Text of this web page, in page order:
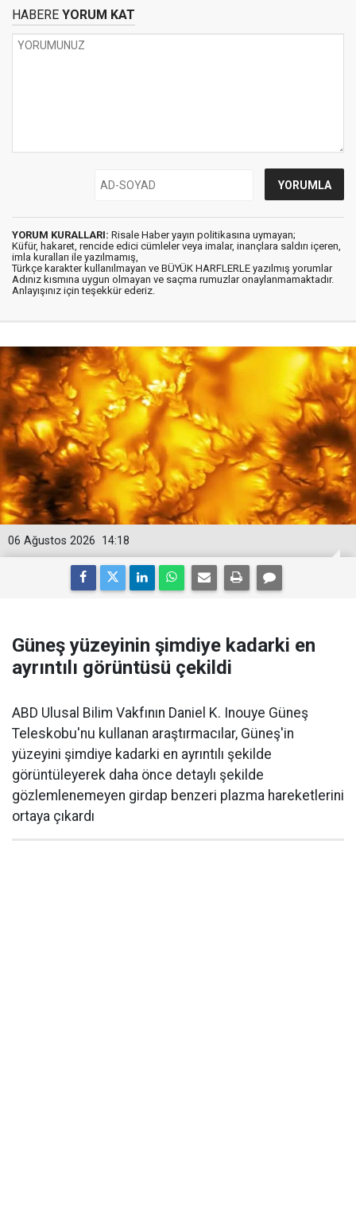
HABERE YORUM KAT
YORUM KURALLARI: Risale Haber yayın politikasına uymayan;
Küfür, hakaret, rencide edici cümleler veya imalar, inançlara saldırı içeren,
imla kuralları ile yazılmamış,
Türkçe karakter kullanılmayan ve BÜYÜK HARFLERLE yazılmış yorumlar
Adınız kısmına uygun olmayan ve saçma rumuzlar onaylanmamaktadır.
Anlayışınız için teşekkür ederiz.
14:18
06 Ağustos 2026
Güneş yüzeyinin şimdiye kadarki en
ayrıntılı görüntüsü çekildi
ABD Ulusal Bilim Vakfının Daniel K. Inouye Güneş
Teleskobu'nu kullanan araştırmacılar, Güneş'in
yüzeyini şimdiye kadarki en ayrıntılı şekilde
görüntüleyerek daha önce detaylı şekilde
gözlemlenemeyen girdap benzeri plazma hareketlerini
ortaya çıkardı